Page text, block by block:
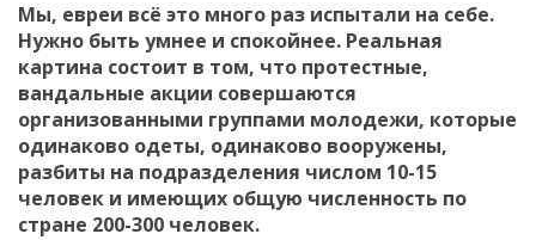
Мы, евреи всё это много раз испытали на себе.
Нужно быть умнее и спокойнее. Реальная
картина состоит в том, что протестные,
вандальные акции совершаются
организованными группами молодежи, которые
одинаково одеты, одинаково вооружены,
разбиты на подразделения числом 10-15
человек и имеющих общую численность по
стране 200-300 человек.